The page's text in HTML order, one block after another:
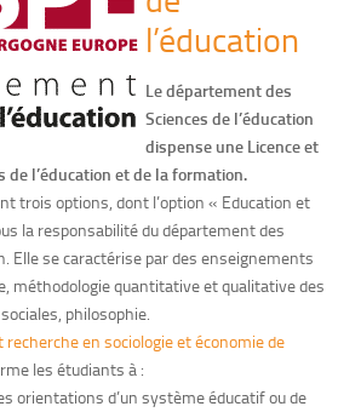
l’éducation
Le département des
Sciences de l’éducation
dispense une Licence et
de l’éducation et de la formation.
trois options, dont l’option « Education et
la responsabilité du département des
Elle se caractérise par des enseignements
méthodologie quantitative et qualitative des
philosophie.
en sociologie et économie de
les étudiants à :
orientations d’un système éducatif ou de